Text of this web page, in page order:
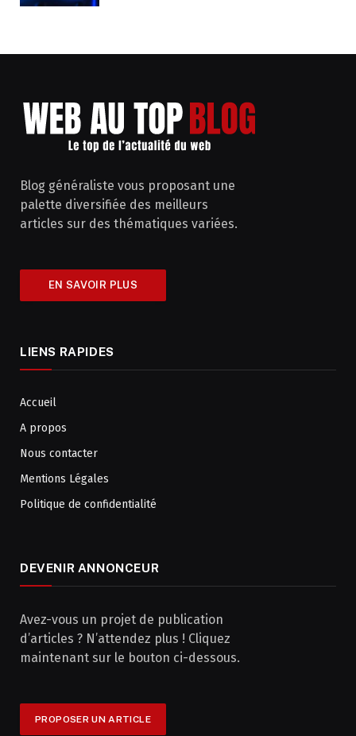
Blog généraliste vous proposant une
palette diversifiée des meilleurs
articles sur des thématiques variées.
EN SAVOIR PLUS
LIENS RAPIDES
Accueil
A propos
Nous contacter
Mentions Légales
Politique de confidentialité
DEVENIR ANNONCEUR
Avez-vous un projet de publication
d’articles ? N’attendez plus ! Cliquez
maintenant sur le bouton ci-dessous.
PROPOSER UN ARTICLE